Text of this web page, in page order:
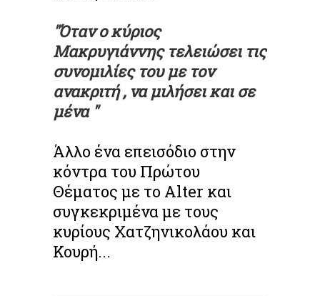
"Όταν ο κύριος
Μακρυγιάννης τελειώσει τις
συνομιλίες του με τον
ανακριτή , να μιλήσει και σε
μένα "
Άλλο ένα επεισόδιο στην
κόντρα του Πρώτου
Θέματος με το Alter και
συγκεκριμένα με τους
κυρίους Χατζηνικολάου και
Κουρή...